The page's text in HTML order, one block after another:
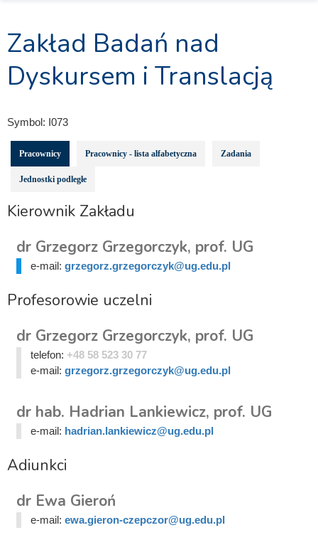
Zakład Badań nad
Dyskursem i Translacją
Symbol: I073
Pracownicy Pracownicy - lista alfabetyczna Zadania
Jednostki podległe
Kierownik Zakładu
dr Grzegorz Grzegorczyk, prof. UG
e-mail: grzegorz.grzegorczyk@ug.edu.pl
Profesorowie uczelni
dr Grzegorz Grzegorczyk, prof. UG
telefon: +48 58 523 30 77
e-mail: grzegorz.grzegorczyk@ug.edu.pl
dr hab. Hadrian Lankiewicz, prof. UG
e-mail: hadrian.lankiewicz@ug.edu.pl
Adiunkci
dr Ewa Gieroń
e-mail: ewa.gieron-czepczor@ug.edu.pl